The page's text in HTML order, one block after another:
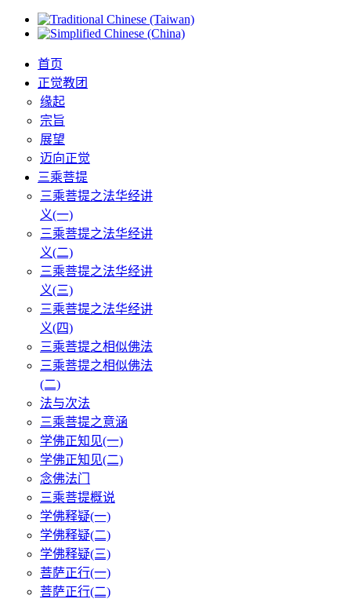
首页
正觉教团
缘起
宗旨
展望
迈向正觉
三乘菩提
三乘菩提之法华经讲
义(一)
三乘菩提之法华经讲
义(二)
三乘菩提之法华经讲
义(三)
三乘菩提之法华经讲
义(四)
三乘菩提之相似佛法
三乘菩提之相似佛法
(二)
法与次法
三乘菩提之意涵
学佛正知见(一)
学佛正知见(二)
念佛法门
三乘菩提概说
学佛释疑(一)
学佛释疑(二)
学佛释疑(三)
菩萨正行(一)
菩萨正行(二)